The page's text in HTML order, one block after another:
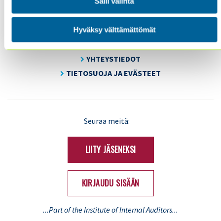
Hyväksy välttämättömät
KOULUTUS & TAPAHTUMAT
AJANKOHTAISTA
YHDISTYS
YHTEYSTIEDOT
TIETOSUOJA JA EVÄSTEET
Seuraa meitä:
LIITY JÄSENEKSI
KIRJAUDU SISÄÄN
...Part of the Institute of Internal Auditors...